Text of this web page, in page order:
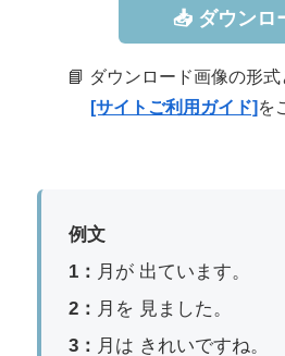
📥 ダウンロ
📘 ダウンロード画像の形
[サイトご利用ガイド] を
例文
1： 月が 出ています。
2： 月を 見ました。
3： 月は きれいですね。